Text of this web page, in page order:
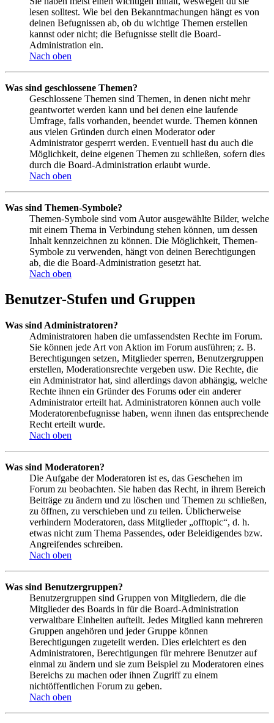
lesen solltest. Wie bei den Bekanntmachungen hängt es von
deinen Befugnissen ab, ob du wichtige Themen erstellen
kannst oder nicht; die Befugnisse stellt die Board-
Administration ein.
Nach oben
Was sind geschlossene Themen?
Geschlossene Themen sind Themen, in denen nicht mehr
geantwortet werden kann und bei denen eine laufende
Umfrage, falls vorhanden, beendet wurde. Themen können
aus vielen Gründen durch einen Moderator oder
Administrator gesperrt werden. Eventuell hast du auch die
Möglichkeit, deine eigenen Themen zu schließen, sofern dies
durch die Board-Administration erlaubt wurde.
Nach oben
Was sind Themen-Symbole?
Themen-Symbole sind vom Autor ausgewählte Bilder, welche
mit einem Thema in Verbindung stehen können, um dessen
Inhalt kennzeichnen zu können. Die Möglichkeit, Themen-
Symbole zu verwenden, hängt von deinen Berechtigungen
ab, die die Board-Administration gesetzt hat.
Nach oben
Benutzer-Stufen und Gruppen
Was sind Administratoren?
Administratoren haben die umfassendsten Rechte im Forum.
Sie können jede Art von Aktion im Forum ausführen; z. B.
Berechtigungen setzen, Mitglieder sperren, Benutzergruppen
erstellen, Moderationsrechte vergeben usw. Die Rechte, die
ein Administrator hat, sind allerdings davon abhängig, welche
Rechte ihnen ein Gründer des Forums oder ein anderer
Administrator erteilt hat. Administratoren können auch volle
Moderatorenbefugnisse haben, wenn ihnen das entsprechende
Recht erteilt wurde.
Nach oben
Was sind Moderatoren?
Die Aufgabe der Moderatoren ist es, das Geschehen im
Forum zu beobachten. Sie haben das Recht, in ihrem Bereich
Beiträge zu ändern und zu löschen und Themen zu schließen,
zu öffnen, zu verschieben und zu teilen. Üblicherweise
verhindern Moderatoren, dass Mitglieder „offtopic“, d. h.
etwas nicht zum Thema Passendes, oder Beleidigendes bzw.
Angreifendes schreiben.
Nach oben
Was sind Benutzergruppen?
Benutzergruppen sind Gruppen von Mitgliedern, die die
Mitglieder des Boards in für die Board-Administration
verwaltbare Einheiten aufteilt. Jedes Mitglied kann mehreren
Gruppen angehören und jeder Gruppe können
Berechtigungen zugeteilt werden. Dies erleichtert es den
Administratoren, Berechtigungen für mehrere Benutzer auf
einmal zu ändern und sie zum Beispiel zu Moderatoren eines
Bereichs zu machen oder ihnen Zugriff zu einem
nichtöffentlichen Forum zu geben.
Nach oben